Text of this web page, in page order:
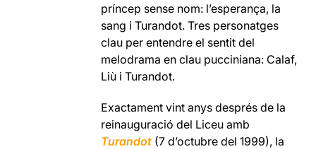
príncep sense nom: l’esperança, la
sang i Turandot. Tres personatges
clau per entendre el sentit del
melodrama en clau pucciniana: Calaf,
Liù i Turandot.
Exactament vint anys després de la
reinauguració del Liceu amb
Turandot (7 d’octubre del 1999), la